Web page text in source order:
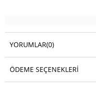
YORUMLAR(0)
ÖDEME SEÇENEKLERI